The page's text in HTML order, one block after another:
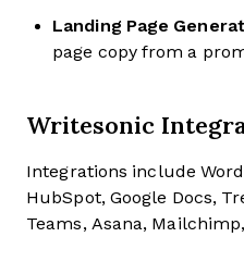
Landing Page
page copy from a
Writesonic
Integrations include
HubSpot, Google Docs,
Teams, Asana,